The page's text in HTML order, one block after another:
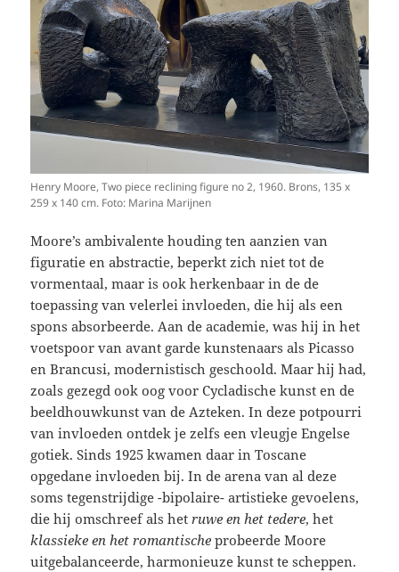
Henry Moore, Two piece reclining figure no 2, 1960. Brons, 135 x
259 x 140 cm. Foto: Marina Marijnen
Moore’s ambivalente houding ten aanzien van
figuratie en abstractie, beperkt zich niet tot de
vormentaal, maar is ook herkenbaar in de de
toepassing van velerlei invloeden, die hij als een
spons absorbeerde. Aan de academie, was hij in het
voetspoor van avant garde kunstenaars als Picasso
en Brancusi, modernistisch geschoold. Maar hij had,
zoals gezegd ook oog voor Cycladische kunst en de
beeldhouwkunst van de Azteken. In deze potpourri
van invloeden ontdek je zelfs een vleugje Engelse
gotiek. Sinds 1925 kwamen daar in Toscane
opgedane invloeden bij. In de arena van al deze
soms tegenstrijdige -bipolaire- artistieke gevoelens,
die hij omschreef als hetruwe en het tedere, het
klassieke en het romantische probeerde Moore
uitgebalanceerde, harmonieuze kunst te scheppen.